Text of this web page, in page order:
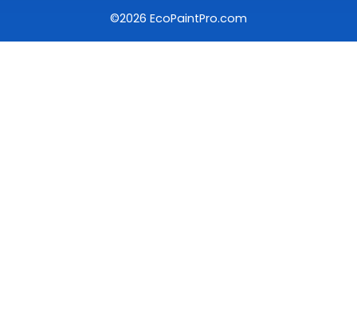
©2026 EcoPaintPro.com